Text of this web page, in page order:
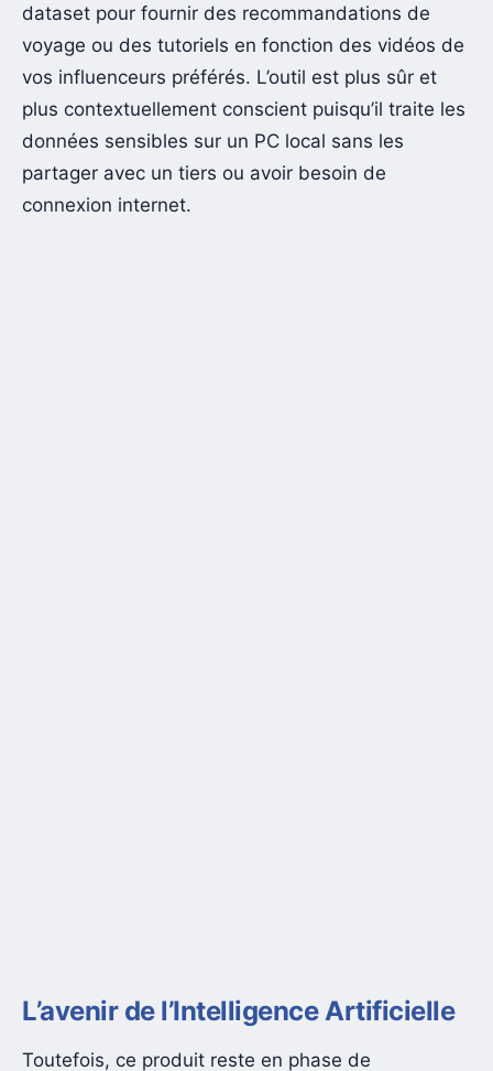
dataset pour fournir des recommandations de
voyage ou des tutoriels en fonction des vidéos de
vos influenceurs préférés. L’outil est plus sûr et
plus contextuellement conscient puisqu’il traite les
données sensibles sur un PC local sans les
partager avec un tiers ou avoir besoin de
connexion internet.
L’avenir de l’Intelligence Artificielle
Toutefois, ce produit reste en phase de